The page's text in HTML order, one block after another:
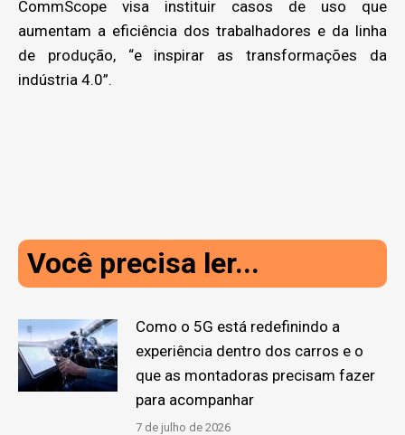
CommScope visa instituir casos de uso que
aumentam a eficiência dos trabalhadores e da linha
de produção, “e inspirar as transformações da
indústria 4.0”.
Você precisa ler...
Como o 5G está redefinindo a
experiência dentro dos carros e o
que as montadoras precisam fazer
para acompanhar
7 de julho de 2026